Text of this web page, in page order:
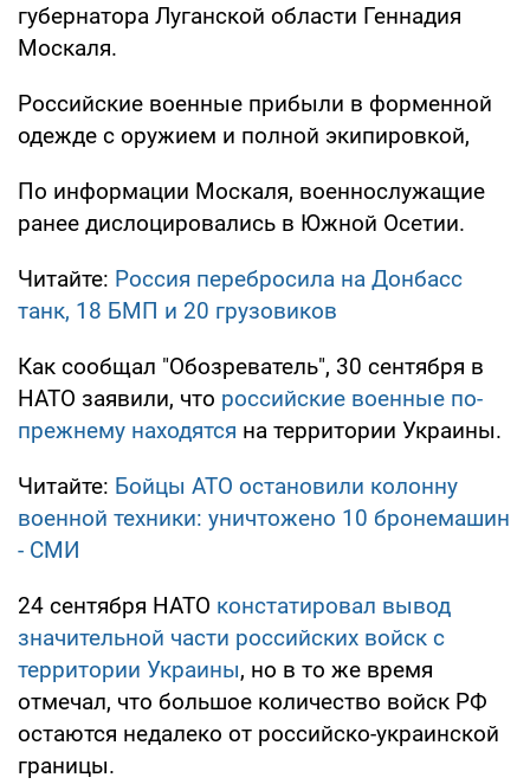
губернатора Луганской области Геннадия
Москаля.
Российские военные прибыли в форменной
одежде с оружием и полной экипировкой,
По информации Москаля, военнослужащие
ранее дислоцировались в Южной Осетии.
Читайте: Россия перебросила на Донбасс
танк, 18 БМП и 20 грузовиков
Как сообщал "Обозреватель", 30 сентября в
НАТО заявили, что российские военные по-
прежнему находятся на территории Украины.
Читайте: Бойцы АТО остановили колонну
военной техники: уничтожено 10 бронемашин
- СМИ
24 сентября НАТО констатировал вывод
значительной части российских войск с
территории Украины, но в то же время
отмечал, что большое количество войск РФ
остаются недалеко от российско-украинской
границы.